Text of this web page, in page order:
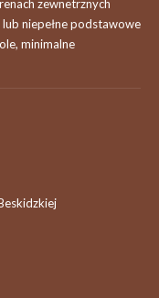
zewnetrznych
niepełne podstawowe
minimalne